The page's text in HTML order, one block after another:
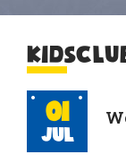
01
Jul